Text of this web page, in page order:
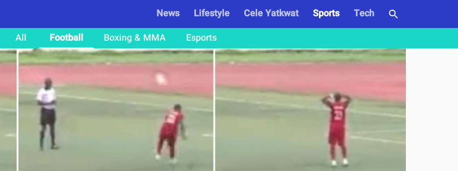
News Lifestyle Cele Yatkwat Sports
Tech
All
Football Boxing & MMA Esports